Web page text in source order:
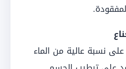
نسبة عالية من الماء